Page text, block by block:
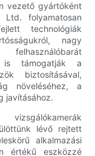
vezető gyártóként
Ltd. folyamatosan
technológiák
nagy
is támogatják a
biztosításával,
növeléséhez, a
javításához.
lévő rejtett
alkalmazási
értékű eszközzé